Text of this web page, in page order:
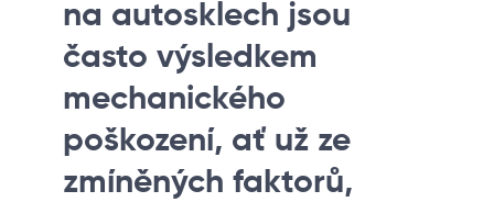
na autosklech jsou
často výsledkem
mechanického
poškození, ať už ze
zmíněných faktorů,